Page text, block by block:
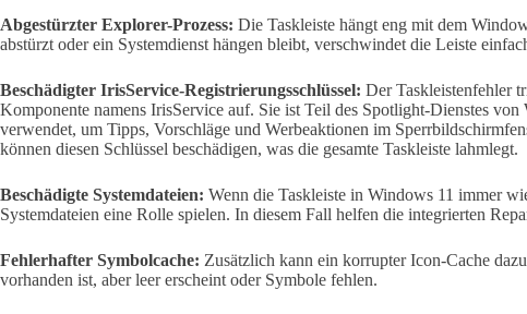
Abgestürzter Explorer-Prozess: Die Taskleiste hängt eng mit dem
abstürzt oder ein Systemdienst hängen bleibt, verschwindet die Leiste
Beschädigter IrisService-Registrierungsschlüssel: Der Taskleistenfehler
Komponente namens IrisService auf. Sie ist Teil des Spotlight-Dienstes
verwendet, um Tipps, Vorschläge und Werbeaktionen im
können diesen Schlüssel beschädigen, was die gesamte Taskleiste lahmlegt.
Beschädigte Systemdateien: Wenn die Taskleiste in Windows 11 immer
Systemdateien eine Rolle spielen. In diesem Fall helfen die integrierten
Fehlerhafter Symbolcache: Zusätzlich kann ein korrupter Icon-Cache
vorhanden ist, aber leer erscheint oder Symbole fehlen.